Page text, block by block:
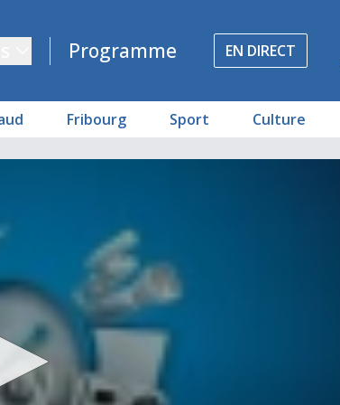
Programme EN DIRECT
Fribourg Sport Culture